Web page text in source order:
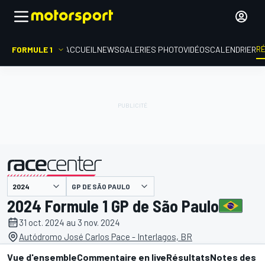
FORMULE 1 ACCUEIL NEWSGALERIES PHOTOVIDÉOSCALENDRIER
présenté par GP DE SÃO PAULO
2024 Formule 1 GP de São Paulo
31 oct. 2024 au 3 nov. 2024
Autódromo José Carlos Pace - Interlagos, BR
Vue d'ensembleCommentaire en liveRésultatsNotes des